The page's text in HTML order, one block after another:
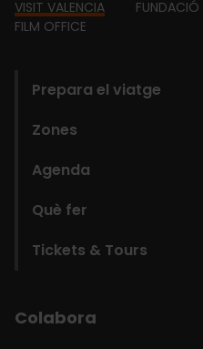
Footer
VISIT VALENCIA FUNDACIÓ
FILM OFFICE
Prepara el viatge
Zones
Agenda
Què fer
Tickets & Tours
Colabora